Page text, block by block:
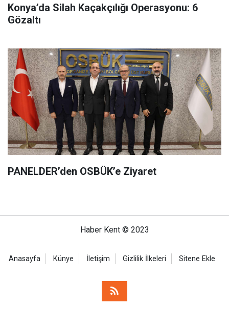
Konya’da Silah Kaçakçılığı Operasyonu: 6
Gözaltı
PANELDER’den OSBÜK’e Ziyaret
Haber Kent © 2023
Anasayfa Künye İletişim Gizlilik İlkeleri Sitene Ekle